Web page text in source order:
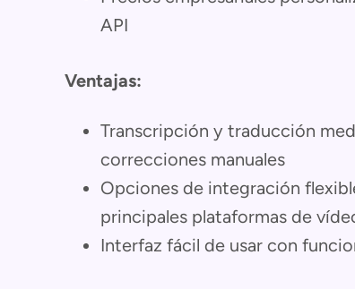
API
Ventajas:
Transcripción y traducción
correcciones manuales
Opciones de integración
principales plataformas de
Interfaz fácil de usar con